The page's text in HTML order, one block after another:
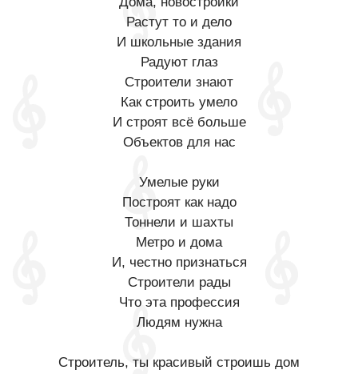
Растут то и дело
И школьные здания
Радуют глаз
Строители знают
Как строить умело
И строят всё больше
Объектов для нас
Умелые руки
Построят как надо
Тоннели и шахты
Метро и дома
И, честно признаться
Строители рады
Что эта профессия
Людям нужна
Строитель, ты красивый строишь дом